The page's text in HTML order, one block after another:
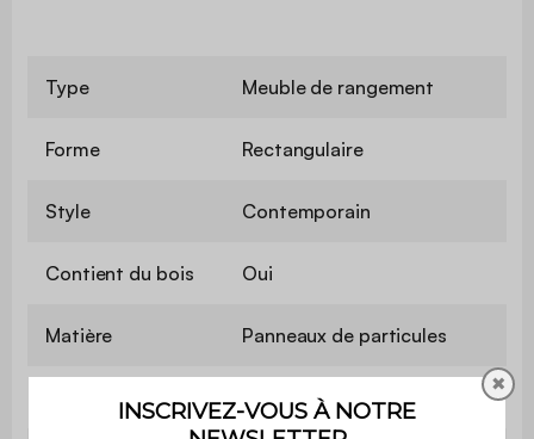
Type Meuble de rangement
Forme Rectangulaire
Style Contemporain
Contient du bois Oui
Matière Panneaux de particules
Blanc
✖